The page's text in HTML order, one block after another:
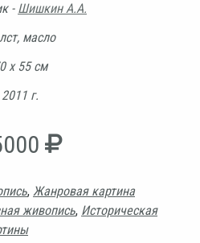
- Шишкин А.А.
масло
х 55 см
2011 г.
, Жанровая картина
живопись, Историческая